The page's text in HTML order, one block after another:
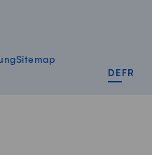
Sitemap
DE FR